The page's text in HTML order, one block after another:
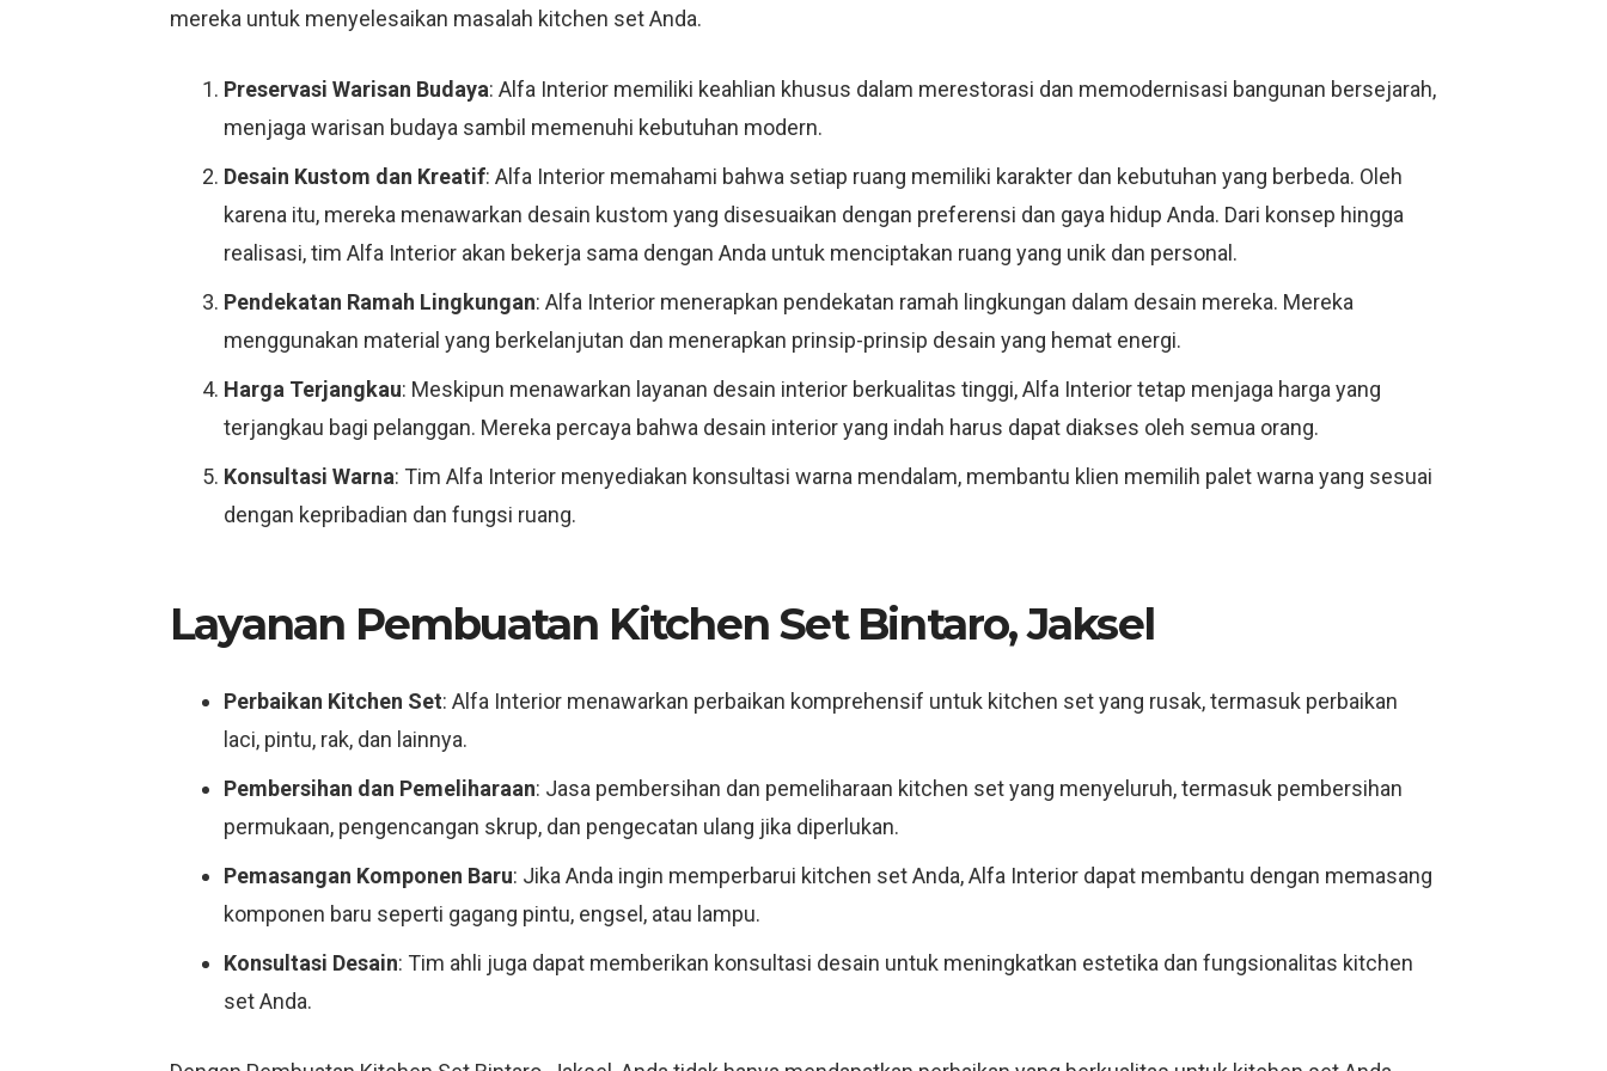
mereka untuk menyelesaikan masalah kitchen set Anda.
Preservasi Warisan Budaya: Alfa Interior memiliki keahlian khusus dalam merestorasi dan memodernisasi bangunan bersejarah,
menjaga warisan budaya sambil memenuhi kebutuhan modern.
Desain Kustom dan Kreatif: Alfa Interior memahami bahwa setiap ruang memiliki karakter dan kebutuhan yang berbeda. Oleh
karena itu, mereka menawarkan desain kustom yang disesuaikan dengan preferensi dan gaya hidup Anda. Dari konsep hingga
realisasi, tim Alfa Interior akan bekerja sama dengan Anda untuk menciptakan ruang yang unik dan personal.
Pendekatan Ramah Lingkungan: Alfa Interior menerapkan pendekatan ramah lingkungan dalam desain mereka. Mereka
menggunakan material yang berkelanjutan dan menerapkan prinsip-prinsip desain yang hemat energi.
Harga Terjangkau: Meskipun menawarkan layanan desain interior berkualitas tinggi, Alfa Interior tetap menjaga harga yang
terjangkau bagi pelanggan. Mereka percaya bahwa desain interior yang indah harus dapat diakses oleh semua orang.
Konsultasi Warna: Tim Alfa Interior menyediakan konsultasi warna mendalam, membantu klien memilih palet warna yang sesuai
dengan kepribadian dan fungsi ruang.
Layanan Pembuatan Kitchen Set Bintaro, Jaksel
Perbaikan Kitchen Set: Alfa Interior menawarkan perbaikan komprehensif untuk kitchen set yang rusak, termasuk perbaikan
laci, pintu, rak, dan lainnya.
Pembersihan dan Pemeliharaan: Jasa pembersihan dan pemeliharaan kitchen set yang menyeluruh, termasuk pembersihan
permukaan, pengencangan skrup, dan pengecatan ulang jika diperlukan.
Pemasangan Komponen Baru: Jika Anda ingin memperbarui kitchen set Anda, Alfa Interior dapat membantu dengan memasang
komponen baru seperti gagang pintu, engsel, atau lampu.
Konsultasi Desain: Tim ahli juga dapat memberikan konsultasi desain untuk meningkatkan estetika dan fungsionalitas kitchen
set Anda.